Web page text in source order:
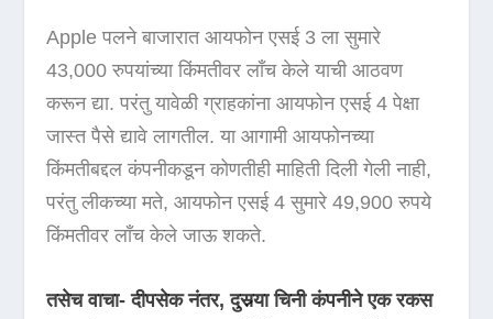
Apple पलने बाजारात आयफोन एसई 3 ला सुमारे
43,000 रुपयांच्या किंमतीवर लाँच केले याची आठवण
करून द्या. परंतु यावेळी ग्राहकांना आयफोन एसई 4 पेक्षा
जास्त पैसे द्यावे लागतील. या आगामी आयफोनच्या
किंमतीबद्दल कंपनीकडून कोणतीही माहिती दिली गेली नाही,
परंतु लीकच्या मते, आयफोन एसई 4 सुमारे 49,900 रुपये
किंमतीवर लाँच केले जाऊ शकते.
तसेच वाचा- दीपसेक नंतर, दुसर्‍या चिनी कंपनीने एक रकस